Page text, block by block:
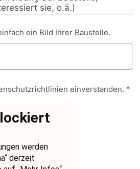
ein Bild Ihrer Baustelle.
einverstanden. *